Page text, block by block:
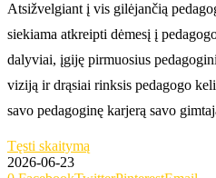
Atsižvelgiant į vis gilėjančią
siekiama atkreipti dėmesį į
dalyviai, įgiję pirmuosius
viziją ir drąsiai rinksis pedagogo
savo pedagoginę karjerą savo
Tęsti skaitymą
2026-06-23